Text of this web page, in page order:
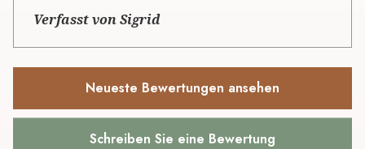
Verfasst von Sigrid
Neueste Bewertungen ansehen
Schreiben Sie eine Bewertung